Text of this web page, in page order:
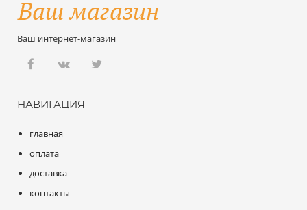
Ваш интернет-магазин
НАВИГАЦИЯ
главная
оплата
доставка
контакты